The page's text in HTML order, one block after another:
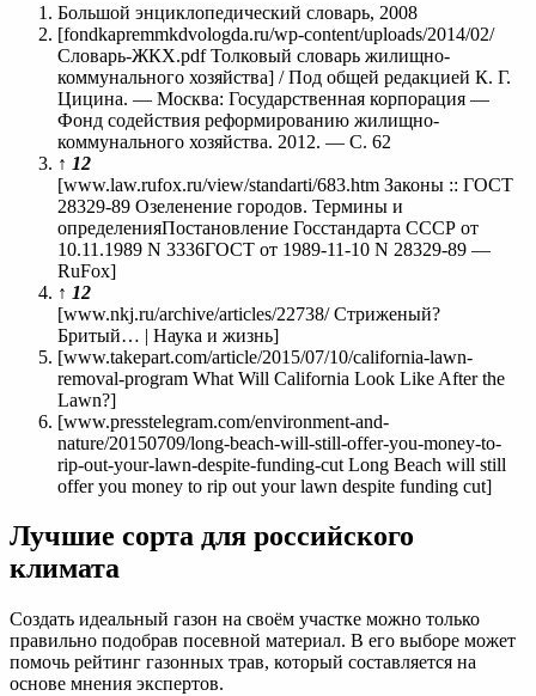
Большой энциклопедический словарь, 2008
[fondkapremmkdvologda.ru/wp-content/uploads/2014/02/
Словарь-ЖКХ.pdf Толковый словарь жилищно-
коммунального хозяйства] / Под общей редакцией К. Г.
Цицина. — Москва: Государственная корпорация —
Фонд содействия реформированию жилищно-
коммунального хозяйства. 2012. — С. 62
↑ 12
[www.law.rufox.ru/view/standarti/683.htm Законы :: ГОСТ
28329-89 Озеленение городов. Термины и
определенияПостановление Госстандарта СССР от
10.11.1989 N 3336ГОСТ от 1989-11-10 N 28329-89 —
RuFox]
↑ 12
[www.nkj.ru/archive/articles/22738/ Стриженый?
Бритый… | Наука и жизнь]
[www.takepart.com/article/2015/07/10/california-lawn-
removal-program What Will California Look Like After the
Lawn?]
[www.presstelegram.com/environment-and-
nature/20150709/long-beach-will-still-offer-you-money-to-
rip-out-your-lawn-despite-funding-cut Long Beach will still
offer you money to rip out your lawn despite funding cut]
Лучшие сорта для российского
климата
Создать идеальный газон на своём участке можно только
правильно подобрав посевной материал. В его выборе может
помочь рейтинг газонных трав, который составляется на
основе мнения экспертов.